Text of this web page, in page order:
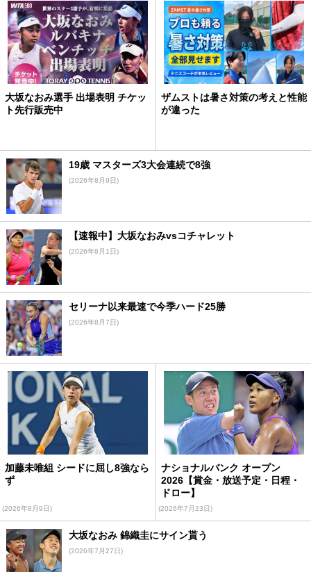
大坂なおみ選手 出場表明 チケッ
ト先行販売中
ザムストは暑さ対策の考えと性能
が違った
19歳 マスターズ3大会連続で8強
(2026年8月9日)
【速報中】大坂なおみvsコチャレット
(2026年8月1日)
セリーナ以来最速で今季ハード25勝
(2026年8月7日)
加藤未唯組 シードに屈し8強なら
ず
(2026年8月9日)
ナショナルバンク オープン
2026【賞金・放送予定・日程・
ドロー】
(2026年7月23日)
大坂なおみ 錦織圭にサイン貰う
(2026年7月27日)